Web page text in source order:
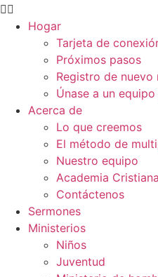
Hogar
Tarjeta de
Próximos pasos
Registro de nuevo
Únase a un
Acerca de
Lo que creemos
El método de
Nuestro equipo
Academia
Contáctenos
Sermones
Ministerios
Niños
Juventud